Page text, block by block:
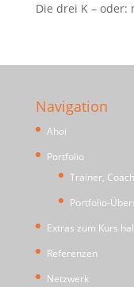
Die drei K – oder:
Navigation
Ahoi
Portfolio
Trainer,
Portfolio-
Extras zum Kurs
Referenzen
Netzwerk